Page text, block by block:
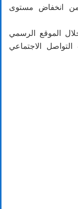
من انخفاض مستوى
الموقع الرسمي
الاجتماعي